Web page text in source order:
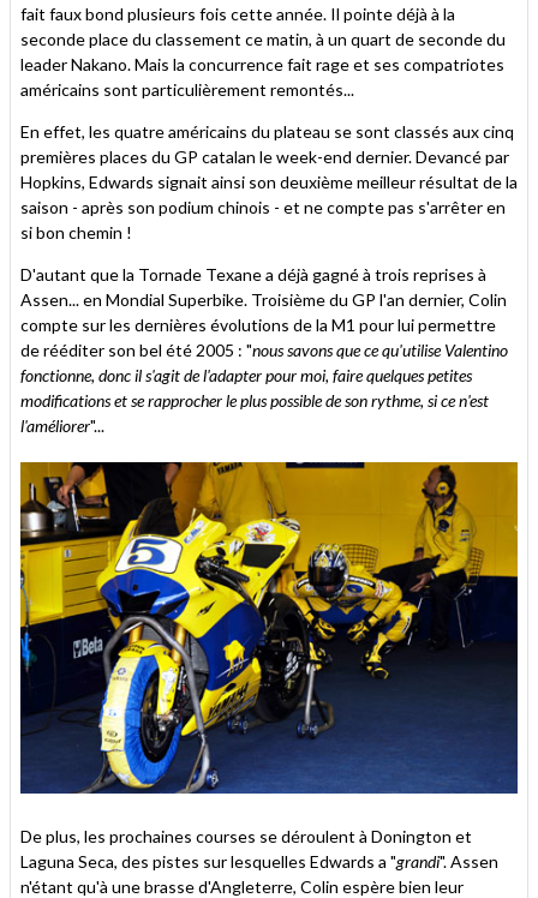
fait faux bond plusieurs fois cette année. Il pointe déjà à la
seconde place du classement ce matin, à un quart de seconde du
leader Nakano. Mais la concurrence fait rage et ses compatriotes
américains sont particulièrement remontés...
En effet, les quatre américains du plateau se sont classés aux cinq
premières places du GP catalan le week-end dernier. Devancé par
Hopkins, Edwards signait ainsi son deuxième meilleur résultat de la
saison - après son podium chinois - et ne compte pas s'arrêter en
si bon chemin !
D'autant que la Tornade Texane a déjà gagné à trois reprises à
Assen... en Mondial Superbike. Troisième du GP l'an dernier, Colin
compte sur les dernières évolutions de la M1 pour lui permettre
de rééditer son bel été 2005 : "nous savons que ce qu'utilise Valentino
fonctionne, donc il s'agit de l'adapter pour moi, faire quelques petites
modifications et se rapprocher le plus possible de son rythme, si ce n'est
l'améliorer"...
De plus, les prochaines courses se déroulent à Donington et
Laguna Seca, des pistes sur lesquelles Edwards a "grandi". Assen
n'étant qu'à une brasse d'Angleterre, Colin espère bien leur